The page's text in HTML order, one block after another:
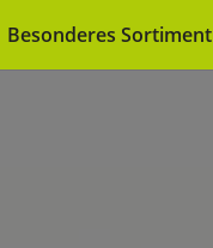
Besonderes Sortiment